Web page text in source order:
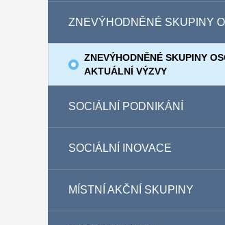
ZNEVÝHODNĚNÉ SKUPINY
ZNEVÝHODNĚNÉ SKUPINY
AKTUÁLNÍ VÝZVY
SOCIÁLNÍ PODNIKÁNÍ
SOCIÁLNÍ INOVACE
MÍSTNÍ AKČNÍ SKUPINY